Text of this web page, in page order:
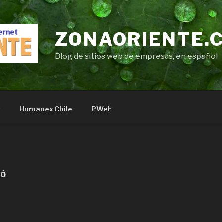
Blog de sitios web de empresas, en español
Humanex Chile PWeb